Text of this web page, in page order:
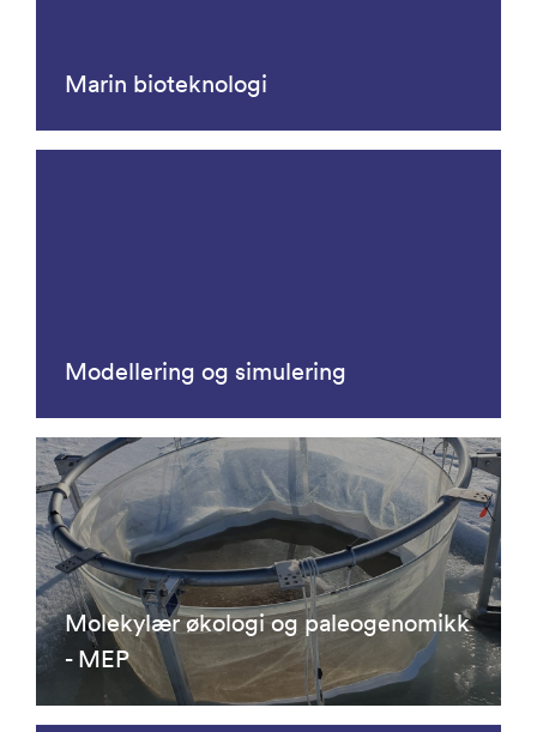
Marin bioteknologi
Modellering og simulering
Molekylær økologi og paleogenomikk
- MEP